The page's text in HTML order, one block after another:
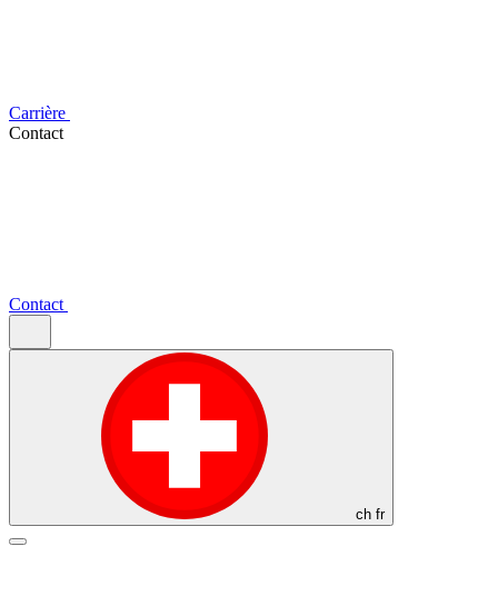
Carrière
Contact
Contact
ch fr